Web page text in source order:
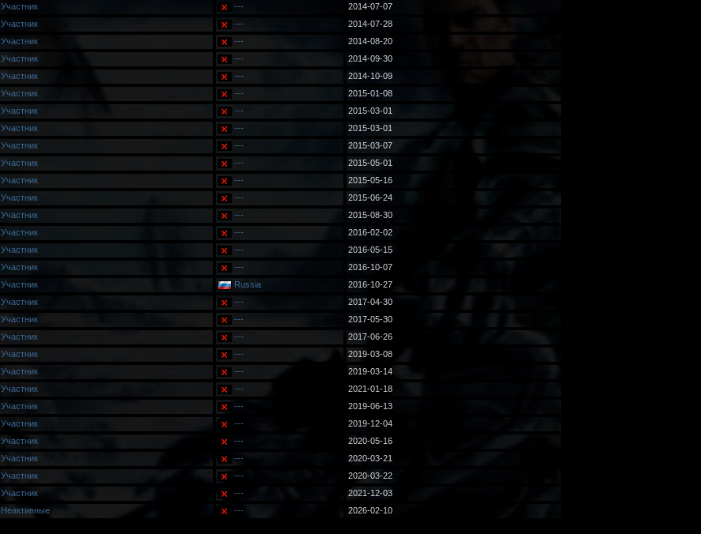
Участник ---
2014-07-07
Участник ---
2014-07-28
Участник ---
2014-08-20
Участник ---
2014-09-30
Участник ---
2014-10-09
Участник ---
2015-01-08
Участник ---
2015-03-01
Участник ---
2015-03-01
Участник ---
2015-03-07
Участник ---
2015-05-01
Участник ---
2015-05-16
Участник ---
2015-06-24
Участник ---
2015-08-30
Участник ---
2016-02-02
Участник ---
2016-05-15
Участник ---
2016-10-07
Участник Russia
2016-10-27
Участник ---
2017-04-30
Участник ---
2017-05-30
Участник ---
2017-06-26
Участник ---
2019-03-08
Участник ---
2019-03-14
Участник ---
2021-01-18
Участник ---
2019-06-13
Участник ---
2019-12-04
Участник ---
2020-05-16
Участник ---
2020-03-21
Участник ---
2020-03-22
Участник ---
2021-12-03
Неактивные --- 2026-02-10